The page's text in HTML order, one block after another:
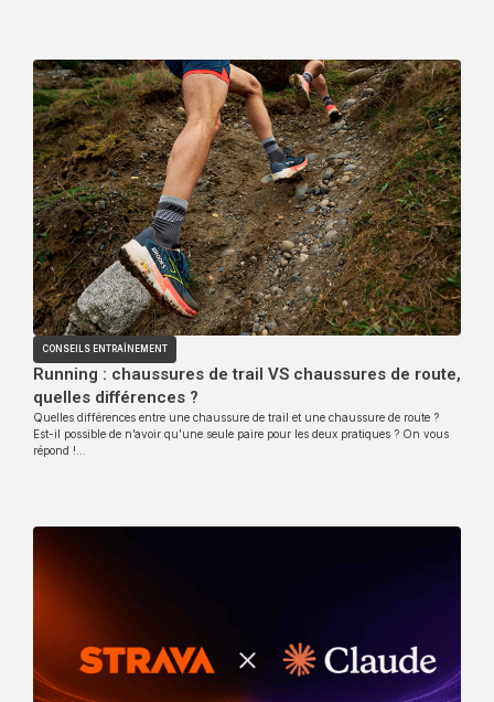
CONSEILS ENTRAÎNEMENT
Running : chaussures de trail VS chaussures de route,
quelles différences ?
Quelles différences entre une chaussure de trail et une chaussure de route ?
Est-il possible de n’avoir qu’une seule paire pour les deux pratiques ? On vous
répond !…